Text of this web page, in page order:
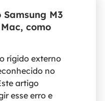
M3
como
rígido externo
no
artigo
esse erro e